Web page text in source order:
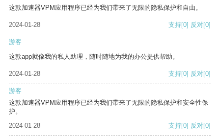
这款加速器VPM应用程序已经为我们带来了无限的隐私保护和自由。
2024-01-28 支持[0] 反对[0]
游客
这款app就像我的私人助理，随时随地为我的办公提供帮助。
2024-01-28 支持[0] 反对[0]
游客
这款加速器VPM应用程序已经为我们带来了无限的隐私保护和安全性保
护。
2024-01-28
支持[0] 反对[0]